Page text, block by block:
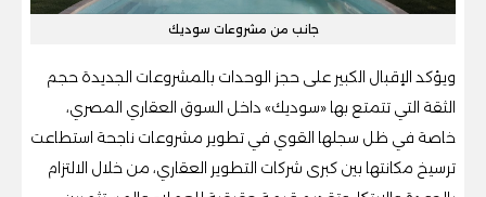
جانب من مشروعات سوديك
ويؤكد الإقبال الكبير على حجز الوحدات بالمشروعات الجديدة حجم
الثقة التي تتمتع بها «سوديك» داخل السوق العقاري المصري،
خاصة في ظل سجلها القوي في تطوير مشروعات ناجحة استطاعت
ترسيخ مكانتها بين كبرى شركات التطوير العقاري، من خلال الالتزام